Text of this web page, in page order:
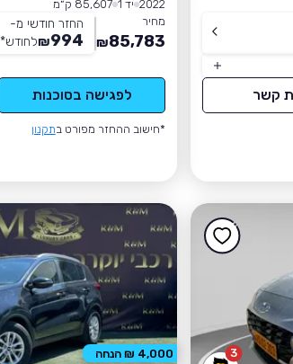
קשר
2022 יד 1
85,607 ק״מ
מחיר
85,783
₪
החזר חודשי מ-
994
₪לחודש*
לפגישה בסוכנות
*חישוב ההחזר מפורט בתקנון
3 4,000 ₪ הנחה